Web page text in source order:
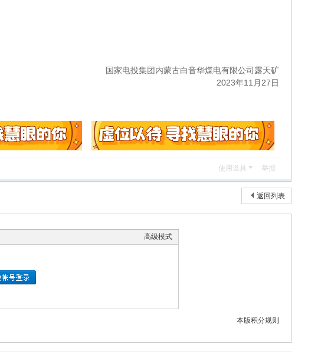
国家电投集团内蒙古白音华煤电有限公司露天矿
2023年11月27日
使用道具 举报
返回列表
高级模式
本版积分规则